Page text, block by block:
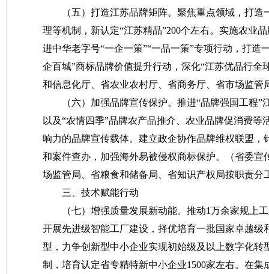
（五）打造江苏品牌矩阵。 聚焦重点领域，打造
理等机制，新认定“江苏精品”200个左右。实施农业
进中华老字号“一企一策”“一品一策”专项行动，打
企百城”商标品牌价值提升行动，深化“江苏优品行全
和信息化厅、省农业农村厅、省商务厅、省市场监管
（六）加强品牌宣传保护。 推进“品牌强国工程”
以及“农情四季”品牌农产品推介、农业品牌促消费
响力的品牌宣传载体。建立政企协作品牌维权联盟
和案件查办，加强海外易被侵权商标保护。
（省委
场监管局、省粮食和储备局、省知识产权局按职责分
三、技术赋能行动
（七）增强质量发展新动能。 推动1万余家规上
开展先进级智能工厂建设，择优培育一批国家卓越
型，力争创新型中小企业实现初始级及以上数字化
制，培育认定省专精特新中小企业1500家左右。在